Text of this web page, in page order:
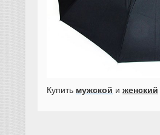
Купить мужской и женский